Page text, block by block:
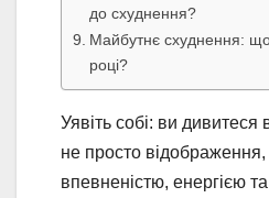
до схуднення?
Майбутнє схуднення:
році?
Уявіть собі: ви дивитеся
не просто
впевненістю, енергією